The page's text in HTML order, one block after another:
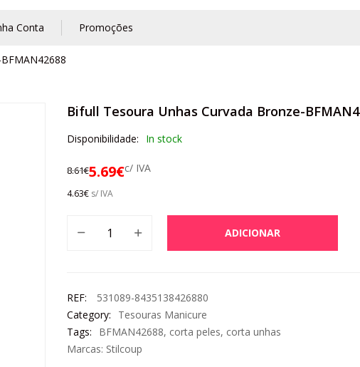
Conta Promoções
Bifull Tesoura Unhas Curvada Bronze-
Disponibilidade: In stock
8.61€5.69€c/ IVA
4.63€ s/ IVA
ADICIONAR
REF:
531089-8435138426880
Category:
Tesouras Manicure
Tags:
BFMAN42688, corta peles, corta unhas
Marcas: Stilcoup